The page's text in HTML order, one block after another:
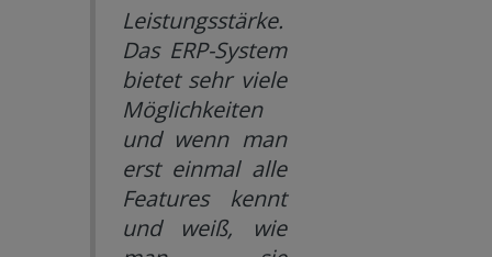
Leistungsstärke.
Das ERP-System
bietet sehr viele
Möglichkeiten
und wenn man
erst einmal alle
Features kennt
und weiß, wie